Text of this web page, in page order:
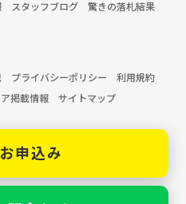
スタッフブログ
驚きの落札結果
プライバシーポリシー
利用規約
掲載情報 サイトマップ
お申込み